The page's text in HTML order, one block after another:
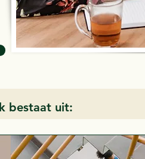
bestaat uit: